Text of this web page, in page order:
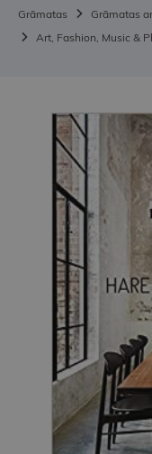
Grāmatas
Grāmatas
Art, Fashion, Music &